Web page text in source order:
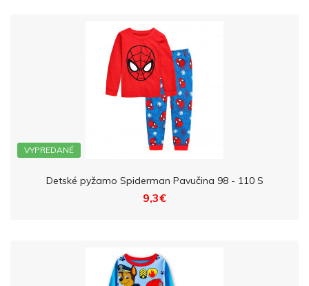
VYPREDANÉ
Detské pyžamo Spiderman Pavučina 98 - 110 S
9,3€